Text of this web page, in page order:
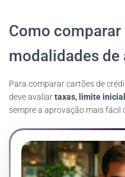
Como comparar
modalidades de
Para comparar cartões de
deve avaliartaxas, limite
sempre a aprovação mais fácil